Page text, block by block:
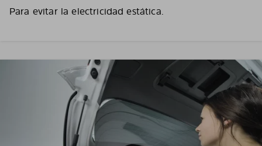
Para evitar la electricidad estática.